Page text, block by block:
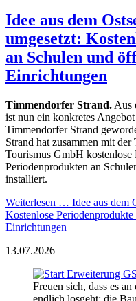
Idee aus dem
umgesetzt:
an Schulen und
Einrichtungen
Timmendorfer Strand. Aus
ist nun ein konkretes
Timmendorfer Strand
Strand hat zusammen mit
Tourismus GmbH kostenlose
Periodenprodukten an
installiert.
Weiterlesen … Idee aus dem
Kostenlose
Einrichtungen
13.07.2026
Freuen sich, dass es
endlich losgeht: die